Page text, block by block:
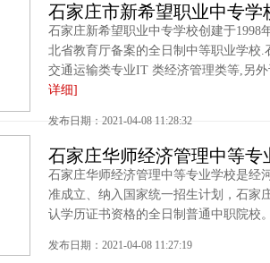
石家庄市新希望职业中专学
石家庄新希望职业中专学校创建于1998
北省教育厅备案的全日制中等职业学校
交通运输类专业IT 类经济管理类等,另
详细]
发布日期：2021-04-08 11:28:32
石家庄华师经济管理中等专
石家庄华师经济管理中等专业学校是经
准成立、纳入国家统一招生计划，石家
认学历证书资格的全日制普通中职院校
发布日期：2021-04-08 11:27:19